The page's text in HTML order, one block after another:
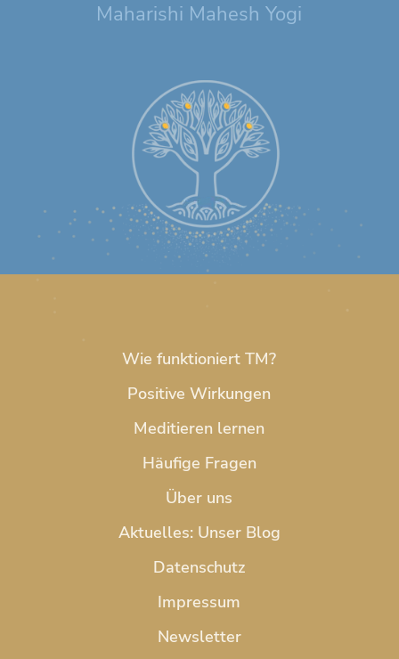
Maharishi Mahesh Yogi
Wie funktioniert TM?
Positive Wirkungen
Meditieren lernen
Häufige Fragen
Über uns
Aktuelles: Unser Blog
Datenschutz
Impressum
Newsletter